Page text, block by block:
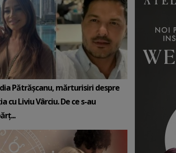
Pătrășcanu, mărturisiri despre
cu Liviu Vârciu. De ce s-au